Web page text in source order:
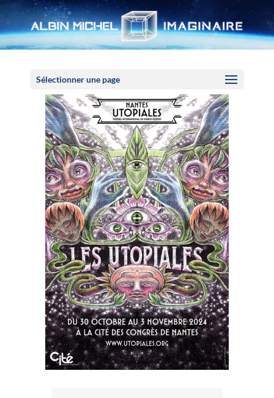
Sélectionner une page
Panneau de gestion des cookies